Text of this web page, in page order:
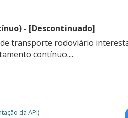
- [Descontinuado]
transporte rodoviário
contínuo....
da API).